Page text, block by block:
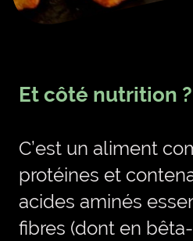
Et côté nutrition ?
C’est un aliment
protéines et
acides aminés
fibres (dont en